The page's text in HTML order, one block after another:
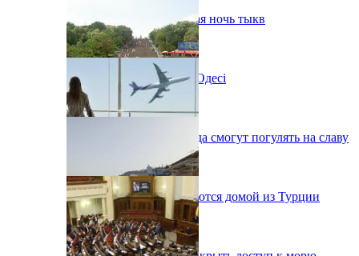
В Одессе пройдет шестая ночь тыкв
Новий автокінотеатр в Одесі
Одесситы на День города смогут погулять на славу
38 украинцев возвращаются домой из Турции